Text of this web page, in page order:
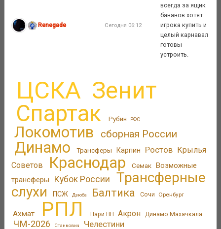
Renegade Сегодня 06:12
всегда за ящик
бананов хотят
игрока купить и
целый карнавал
готовы
устроить.
ЦСКА Зенит
Спартак Рубин РФС
Локомотив сборная России
Динамо Трансферы Карпин Ростов
Крылья
Советов
Краснодар Семак Возможные
трансферы
Кубок России
Трансферные
слухи
ПСЖ Дзюба Балтика Сочи Оренбург
Ахмат РПЛ Пари НН Акрон Динамо Махачкала
ЧМ-2026 Станкович Челестини